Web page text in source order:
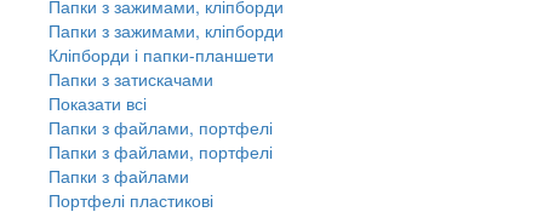
Папки з зажимами, кліпборди
Папки з зажимами, кліпборди
Кліпборди і папки-планшети
Папки з затискачами
Показати всі
Папки з файлами, портфелі
Папки з файлами, портфелі
Папки з файлами
Портфелі пластикові